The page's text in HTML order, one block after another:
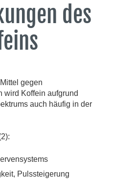
des
gegen
wird Koffein aufgrund
auch häufig in der
Pulssteigerung